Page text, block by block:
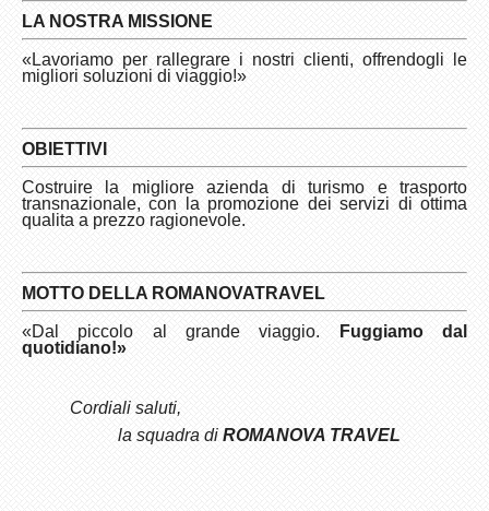
LA NOSTRA MISSIONE
«Lavoriamo per rallegrare i nostri clienti, offrendogli le
migliori soluzioni di viaggio!»
OBIETTIVI
Costruire la migliore azienda di turismo e trasporto
transnazionale, con la promozione dei servizi di ottima
qualita a prezzo ragionevole.
MOTTO DELLA ROMANOVATRAVEL
«Dal piccolo al grande viaggio.
Fuggiamo dal
quotidiano!»
Cordiali saluti,
la squadra diROMANOVA TRAVEL